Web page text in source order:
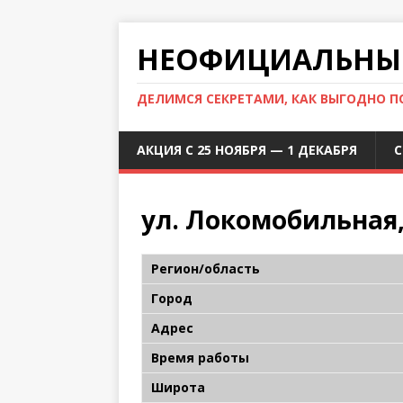
ДЕЛИМСЯ СЕКРЕТАМИ, КАК ВЫГОДНО
АКЦИЯ С 25 НОЯБРЯ — 1 ДЕКАБРЯ
ул.
Регион/область
Город
Адрес
Время работы
Широта